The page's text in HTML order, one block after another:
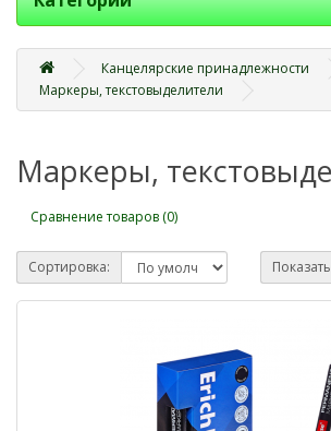
Канцелярские принадлежности
Маркеры, текстовыделители
Маркеры,
Сравнение товаров (0)
Сортировка: